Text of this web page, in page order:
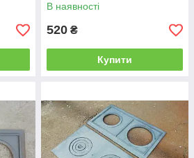
В наявності
520 ₴
Купити